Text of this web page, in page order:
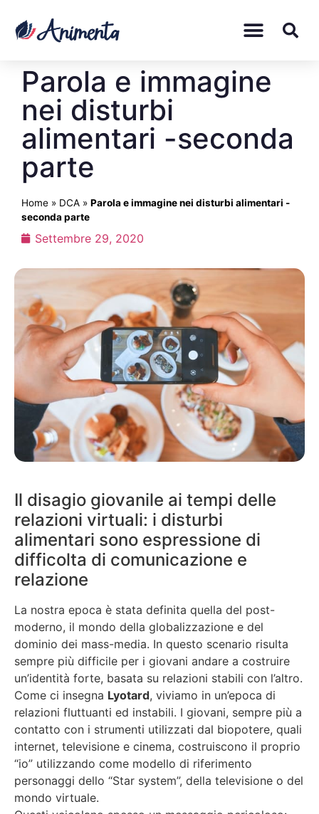
Parola e immagine
nei disturbi
alimentari -seconda
parte
Home » DCA » Parola e immagine nei disturbi alimentari -
seconda parte
Settembre 29, 2020
Il disagio giovanile ai tempi delle
relazioni virtuali: i disturbi
alimentari sono espressione di
difficolta di comunicazione e
relazione
La nostra epoca è stata definita quella del post-
moderno, il mondo della globalizzazione e del
dominio dei mass-media. In questo scenario risulta
sempre più difficile per i giovani andare a costruire
un’identità forte, basata su relazioni stabili con l’altro.
Come ci insegna Lyotard, viviamo in un’epoca di
relazioni fluttuanti ed instabili. I giovani, sempre più a
contatto con i strumenti utilizzati dal biopotere, quali
internet, televisione e cinema, costruiscono il proprio
“io” utilizzando come modello di riferimento
personaggi dello “Star system”, della televisione o del
mondo virtuale.